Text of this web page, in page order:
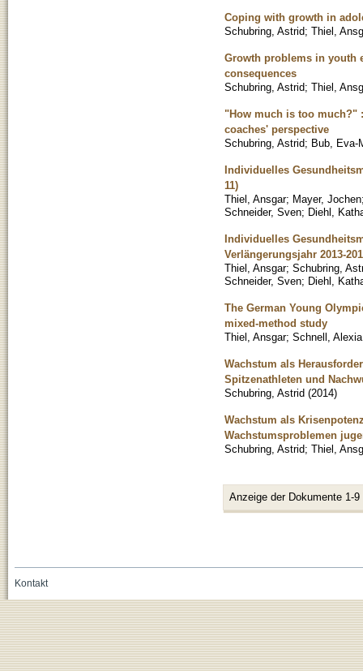
Coping with growth in
Schubring, Astrid; Thiel,
Growth problems in youth
consequences
Schubring, Astrid; Thiel,
"How much is too much?"
coaches' perspective
Schubring, Astrid; Bub, Eva-
Individuelles
11)
Thiel, Ansgar; Mayer, Jochen
Schneider, Sven; Diehl,
Individuelles
Verlängerungsjahr 2013-
Thiel, Ansgar; Schubring,
Schneider, Sven; Diehl,
The German Young
mixed-method study
Thiel, Ansgar; Schnell, Alexia
Wachstum als
Spitzenathleten und
Schubring, Astrid (2014)
Wachstum als
Wachstumsproblemen
Schubring, Astrid; Thiel,
Anzeige der Dokumente 1-9
Kontakt